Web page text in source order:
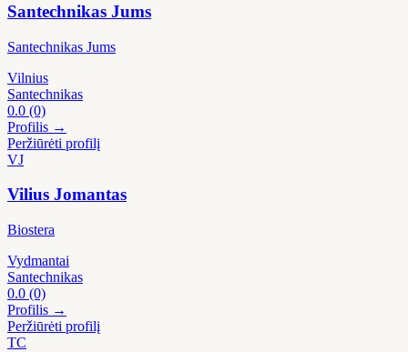
Santechnikas Jums
Santechnikas Jums
Vilnius
Santechnikas
0.0 (0)
Profilis →
Peržiūrėti profilį
VJ
Vilius Jomantas
Biostera
Vydmantai
Santechnikas
0.0 (0)
Profilis →
Peržiūrėti profilį
TC